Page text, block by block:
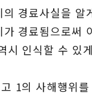
경료사실을
경료됨으로써
시 인식할 수 있
1의 사해행위